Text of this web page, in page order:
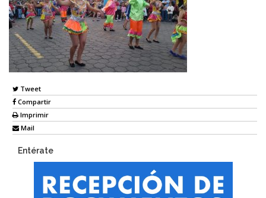
Tweet
Compartir
Imprimir
Mail
Entérate